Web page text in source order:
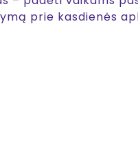
prie kasdienės